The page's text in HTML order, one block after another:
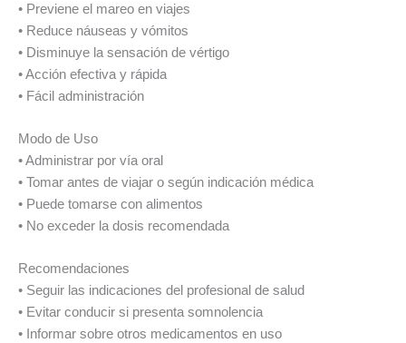
• Previene el mareo en viajes
• Reduce náuseas y vómitos
• Disminuye la sensación de vértigo
• Acción efectiva y rápida
• Fácil administración
Modo de Uso
• Administrar por vía oral
• Tomar antes de viajar o según indicación médica
• Puede tomarse con alimentos
• No exceder la dosis recomendada
Recomendaciones
• Seguir las indicaciones del profesional de salud
• Evitar conducir si presenta somnolencia
• Informar sobre otros medicamentos en uso